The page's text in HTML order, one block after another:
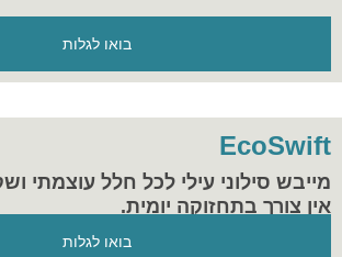
בואו לגלות
EcoSwift
מייבש סילוני עילי לכל חלל עוצמתי
אין צורך בתחזוקה יומית.
בואו לגלות